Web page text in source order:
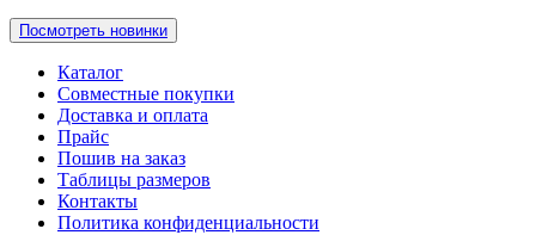
Посмотреть новинки
Каталог
Совместные покупки
Доставка и оплата
Прайс
Пошив на заказ
Таблицы размеров
Контакты
Политика конфиденциальности